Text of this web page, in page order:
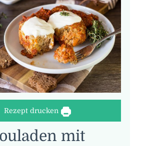
Rezept drucken
mit